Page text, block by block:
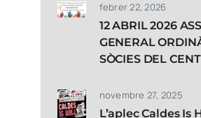
febrer 22, 2026
12 ABRIL 2026
GENERAL
SÒCIES DEL
novembre 27, 2025
L’aplec Caldes Is